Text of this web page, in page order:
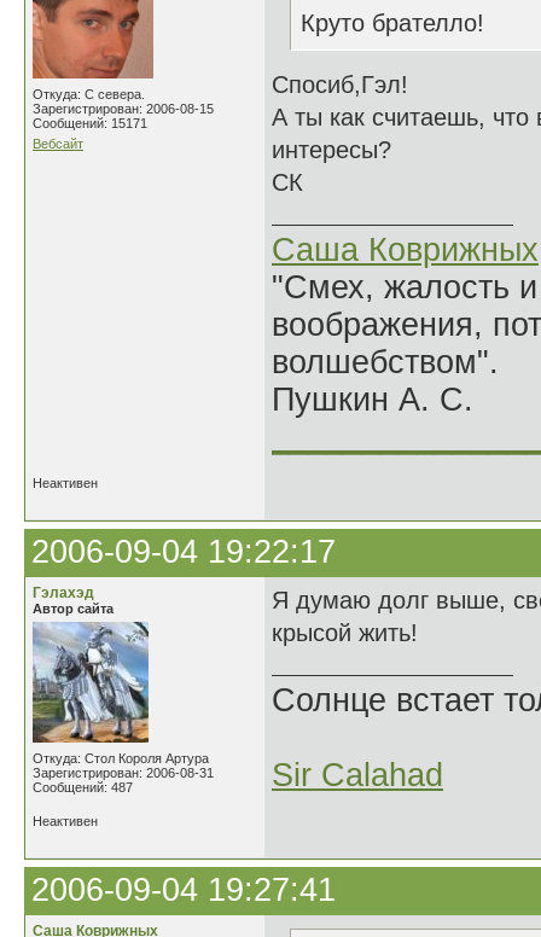
Откуда: С севера.
Зарегистрирован: 2006-08-15
Сообщений: 15171
Вебсайт
Круто брателло!
Спосиб,Гэл!
А ты как считаешь,
интересы?
СК
Саша Коврижных
"Смех, жалость
воображения,
волшебством".
Пушкин А. С.
Неактивен
2006-09-04 19:22:17
Гэлахэд
Автор сайта
Откуда: Стол Короля Артура
Зарегистрирован: 2006-08-31
Сообщений: 487
Я думаю долг выше,
крысой жить!
Солнце встает
Sir Calahad
Неактивен
2006-09-04 19:27:41
Саша Коврижных